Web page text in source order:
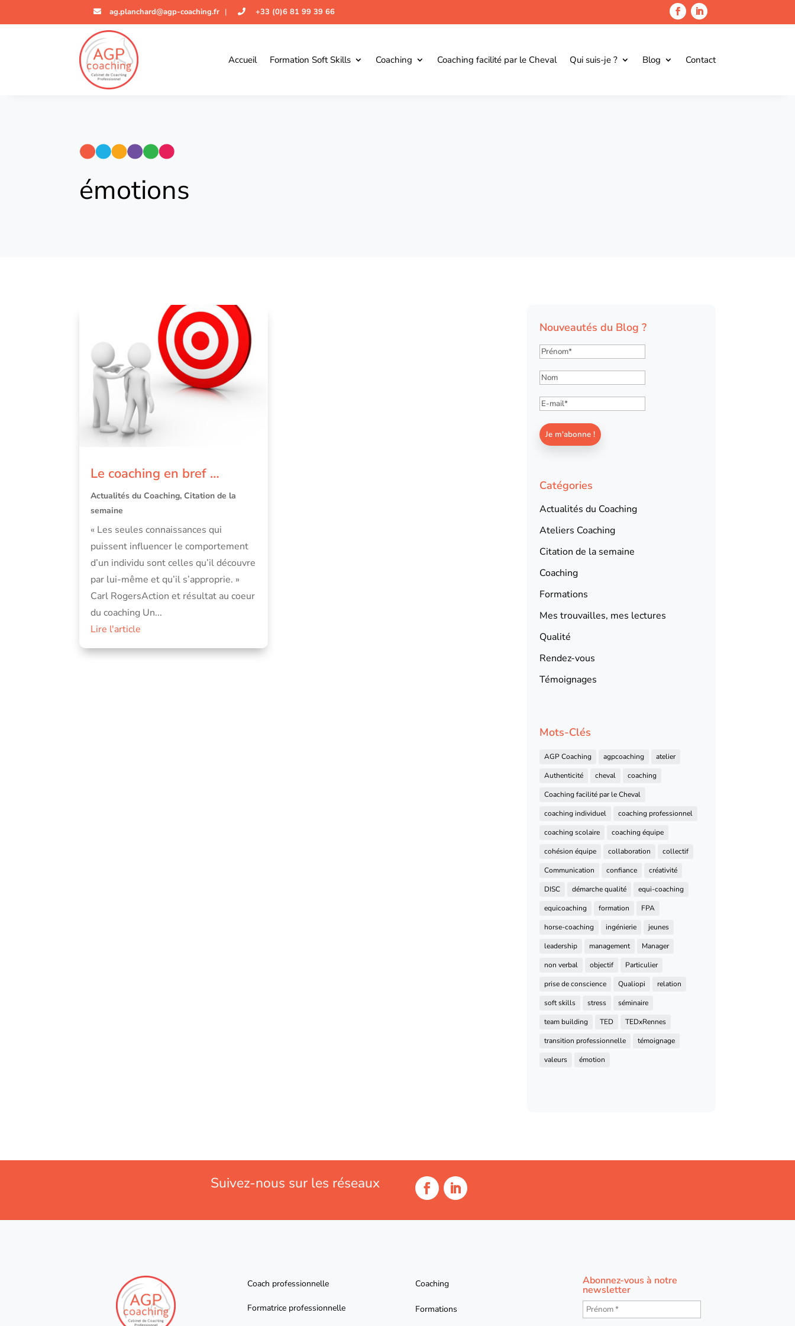
ag.planchard@agp-coaching.fr| +33 (0)6 81 99 39 66
Accueil Formation Soft Skills Coaching Coaching facilité par le Cheval Qui suis-je ? Blog Contact
émotions
Le coaching en bref …
Actualités du Coaching,Citation de la
semaine
« Les seules connaissances qui
puissent influencer le comportement
d’un individu sont celles qu’il découvre
par lui-même et qu’il s’approprie. »
Carl RogersAction et résultat au coeur
du coaching Un...
Lire l'article
Nouveautés du Blog ?
Catégories
Actualités du Coaching
Ateliers Coaching
Citation de la semaine
Coaching
Formations
Mes trouvailles, mes lectures
Qualité
Rendez-vous
Témoignages
Mots-Clés
AGP Coaching agpcoaching
atelier
Authenticité
cheval
coaching
Coaching facilité par le Cheval
coaching individuel
coaching professionnel
coaching scolaire
coaching équipe
cohésion équipe
collaboration
collectif
Communication
confiance
créativité
DISC
démarche qualité
equi-coaching
equicoaching
formation
FPA
horse-coaching
ingénierie
jeunes
leadership
management
Manager
non verbal
objectif
Particulier
prise de conscience
Qualiopi
relation
soft skills
stress
séminaire
team building
TED
TEDxRennes
transition professionnelle
témoignage
valeurs
émotion
Suivez-nous sur les réseaux
Coach professionnelle
Formatrice professionnelle
Coaching
Formations
Abonnez-vous à notre
newsletter